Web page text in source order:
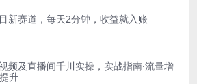
新赛道，每天2分钟，收益就入账
频及直播间千川实操，实战指南·流量增
升